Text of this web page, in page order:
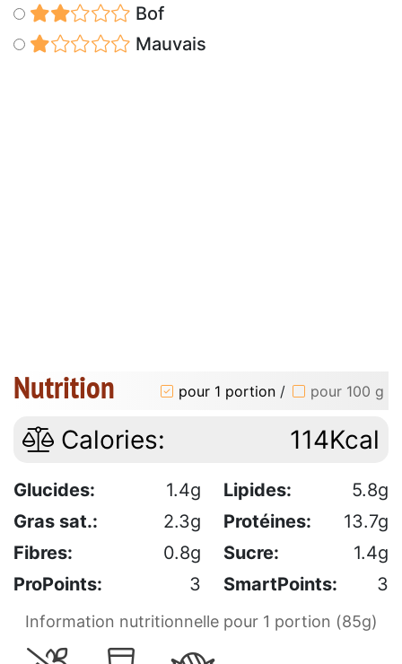
Bof
Mauvais
Nutrition pour 1 portion / pour 100 g
Calories: 114Kcal
Glucides: 1.4g Lipides:
5.8g
Gras sat.:
2.3g Protéines:
13.7g
Fibres:
0.8g Sucre:
1.4g
ProPoints:
3 SmartPoints: 3
Information nutritionnelle pour 1 portion (85g)